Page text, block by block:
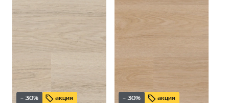
– 30% акция – 30% акция